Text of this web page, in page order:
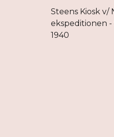
Steens Kiosk
ekspeditionen -
1940